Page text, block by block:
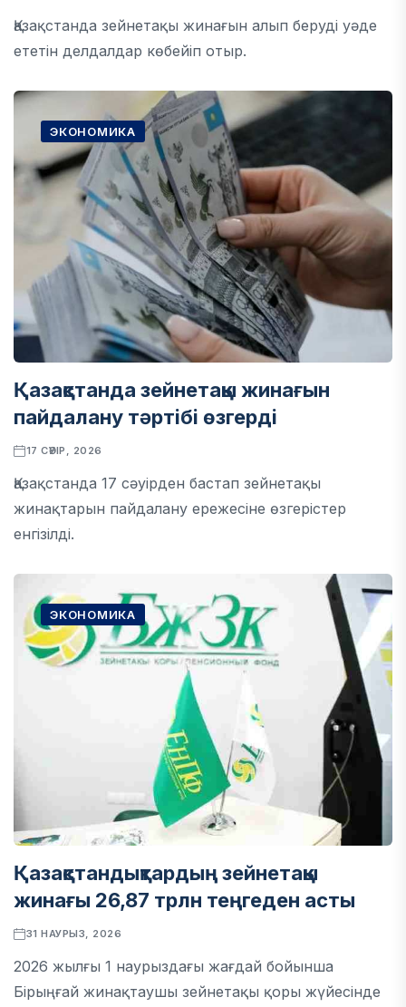
Қазақстанда зейнетақы жинағын алып беруді уәде
ететін делдалдар көбейіп отыр.
ЭКОНОМИКА
Қазақстанда зейнетақы жинағын
пайдалану тәртібі өзгерді
17 СӘУІР, 2026
Қазақстанда 17 сәуірден бастап зейнетақы
жинақтарын пайдалану ережесіне өзгерістер
енгізілді.
ЭКОНОМИКА
Қазақстандықтардың зейнетақы
жинағы 26,87 трлн теңгеден асты
31 НАУРЫЗ, 2026
2026 жылғы 1 наурыздағы жағдай бойынша
Бірыңғай жинақтаушы зейнетақы қоры жүйесінде